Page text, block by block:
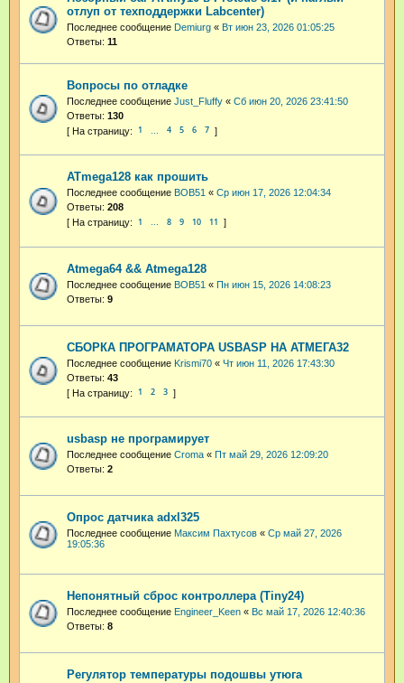
отлуп от техподдержки Labcenter)
Последнее сообщение Demiurg « Вт июн 23, 2026 01:05:25
Ответы: 11
Вопросы по отладке
Последнее сообщение Just_Fluffy « Сб июн 20, 2026 23:41:50
Ответы: 130
1 4 5 6 7
ATmega128 как прошить
Последнее сообщение BOB51 « Ср июн 17, 2026 12:04:34
Ответы: 208
1 … 8 9 10 11
Atmega64 && Atmega128
Последнее сообщение BOB51 « Пн июн 15, 2026 14:08:23
Ответы: 9
СБОРКА ПРОГРАМАТОРА USBASP НА АТМЕГА32
Последнее сообщение Krismi70 « Чт июн 11, 2026 17:43:30
Ответы: 43
1 2 3
usbasp не програмирует
Последнее сообщение Croma « Пт май 29, 2026 12:09:20
Ответы: 2
Опрос датчика adxl325
Последнее сообщение Максим Пахтусов « Ср май 27, 2026
19:05:36
Непонятный сброс контроллера (Tiny24)
Последнее сообщение Engineer_Keen « Вс май 17, 2026 12:40:36
Ответы: 8
Регулятор температуры подошвы утюга